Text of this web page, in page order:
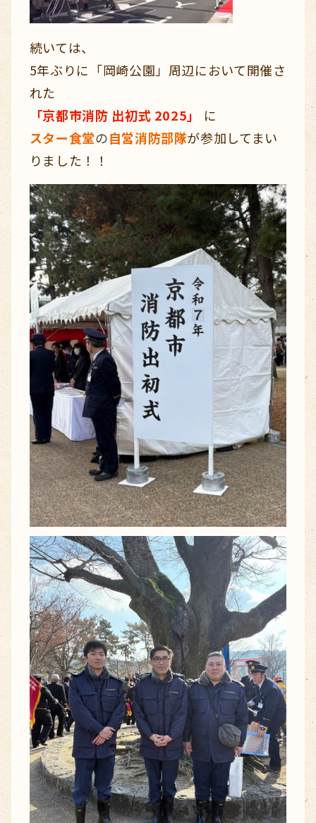
続いては、
5年ぶりに「岡崎公園」周辺において開催さ
れた
「京都市消防 出初式 2025」
に
スター食堂の自営消防部隊が参加してまい
りました！！